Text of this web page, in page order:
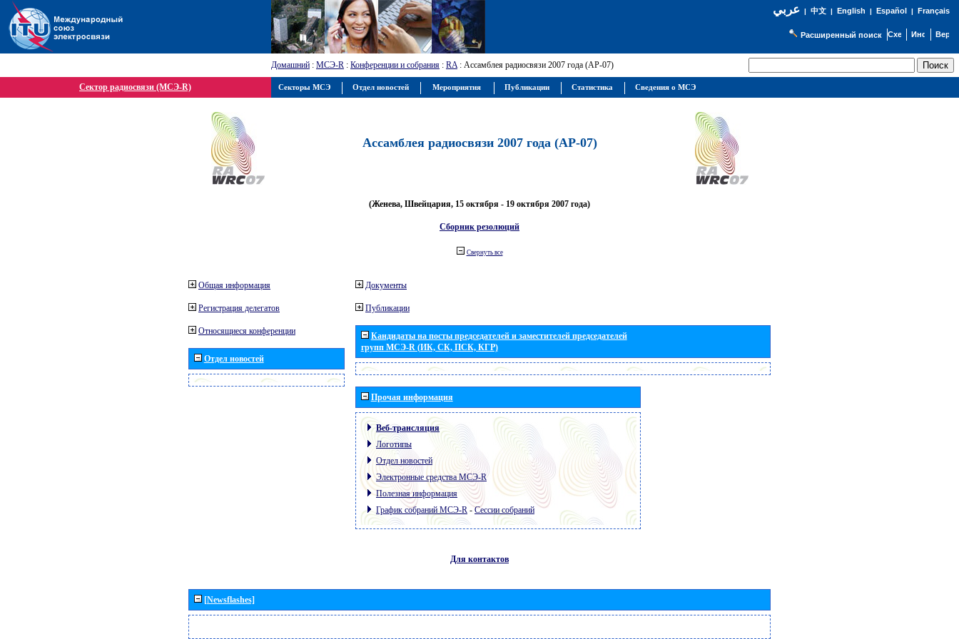
عربي| 中文| English | Español | Français
Расширенный поиск
Домашний : МСЭ-R : Конференции и собрания : RA: Ассамблея радиосвязи 2007 года (АР-07)
Сектор радиосвязи (МСЭ-R)
Ассамблея радиосвязи 2007 года (АР-07)
(Женева, Швейцария, 15 октября - 19 октября 2007 года)
Сборник резолюций
Свернуть все
Общая информация
Регистрация делегатов
Относящиеся конференции
Отдел новостей
Документы
Публикации
Кандидаты на посты председателей и заместителей председателей
групп МСЭ-R (ИК, СК, ПСК, КГР)
Прочая информация
Веб-трансляция
Логотипы
Отдел новостей
Электронные средства МСЭ-R
Полезная информация
График собраний МСЭ-R -Сессии собраний
Для контактов
[Newsflashes]
Секторы МСЭ Отдел новостей Мероприятия Публикации Статистика Сведения о МСЭ